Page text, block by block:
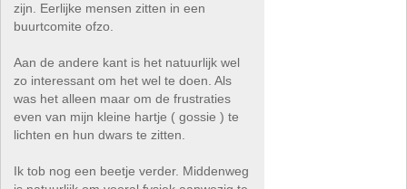
zijn. Eerlijke mensen zitten in een
buurtcomite ofzo.
Aan de andere kant is het natuurlijk wel
zo interessant om het wel te doen. Als
was het alleen maar om de frustraties
even van mijn kleine hartje ( gossie ) te
lichten en hun dwars te zitten.
Ik tob nog een beetje verder. Middenweg